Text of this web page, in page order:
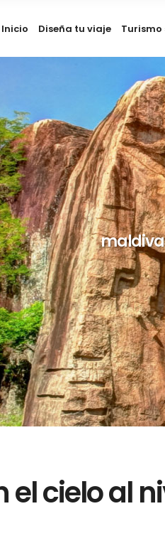
Inicio Diseña tu viaje Turismo
el cielo al